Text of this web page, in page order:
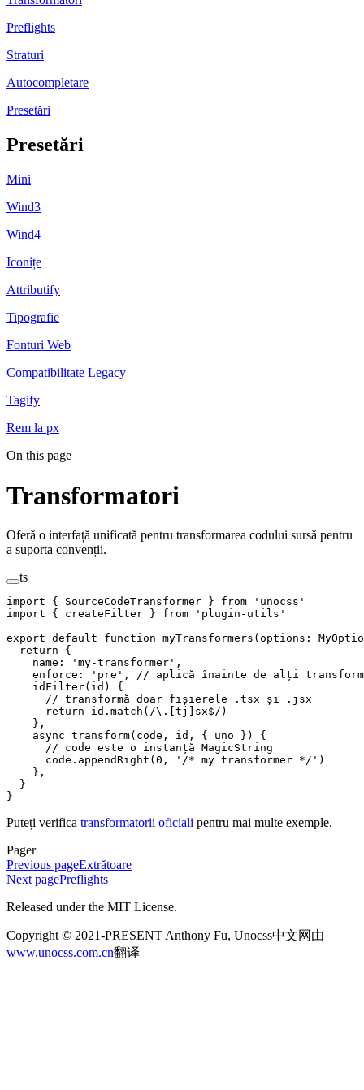
Preflights
Straturi
Autocompletare
Presetări
Presetări
Mini
Wind3
Wind4
Iconițe
Attributify
Tipografie
Fonturi Web
Compatibilitate Legacy
Tagify
Rem la px
On this page
Transformatori
Oferă o interfață unificată pentru transformarea codului sursă pentru
a suporta convenții.
ts
import { SourceCodeTransformer } from ' unocss '
import { createFilter } from ' plugin-utils '
export default function myTransformers ( options :
  return
{
    name
: ' my-transformer ' ,
    enforce
: ' pre ' , // aplică înainte de alți
    idFilter
( id ) {
      // transformă doar fișierele .tsx și .jsx
      return
id . match ( /\. tj sx$/ )
    },
    async
transform( code , id , { uno }) {
      // code este o instanță MagicString
      code
. appendRight ( 0 , ' /* my transformer */ ' )
    },
  }
}
Puteți verifica transformatorii oficiali pentru mai multe exemple.
Pager
Previous pageExtrătoare
Next pagePreflights
Released under the MIT License.
Copyright © 2021-PRESENT Anthony Fu, Unocss中文网由
www.unocss.com.cn翻译